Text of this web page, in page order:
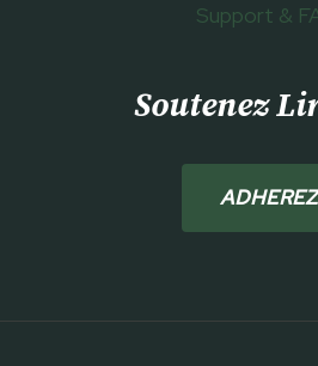
Support &
Soutenez
ADHEREZ